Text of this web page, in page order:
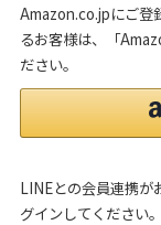
Amazon.co.jpにご登
るお客様は、「
ださい。
LINEとの会員連携が
グインしてください